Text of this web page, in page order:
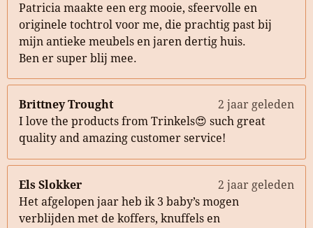
Patricia maakte een erg mooie, sfeervolle en
originele tochtrol voor me, die prachtig past bij
mijn antieke meubels en jaren dertig huis.
Ben er super blij mee.
Brittney Trought
2 jaar geleden
I love the products from Trinkels😍 such great
quality and amazing customer service!
Els Slokker
2 jaar geleden
Het afgelopen jaar heb ik 3 baby’s mogen
verblijden met de koffers, knuffels en